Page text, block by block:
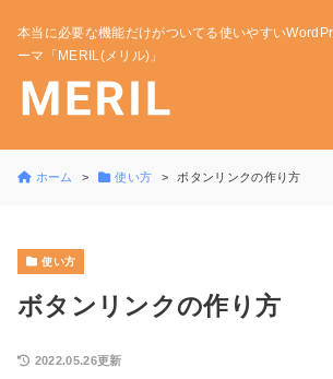
本当に必要な機能だけがついてる使いやすい
ーマ「MERIL(メリル)」
ホーム 使い方 ボタンリンクの作り方
使い方
ボタンリンクの作り方
2022.05.26更新